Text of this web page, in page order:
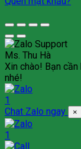
Ms. Thu Hà
Xin chào! Bạn
nhé!
1
Chat Zalo ngay
×
1